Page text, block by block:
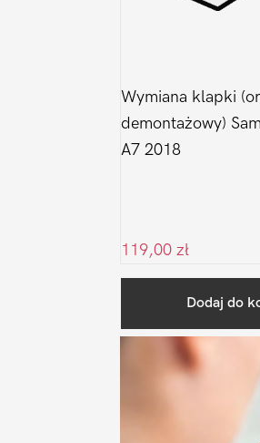
Wymiana klapki
demontażowy)
A7 2018
119,00 zł
Dodaj do